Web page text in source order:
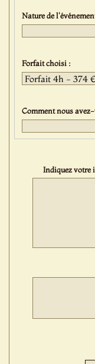
Nature de
Forfait choisi :
Comment nous
Indiquez votre